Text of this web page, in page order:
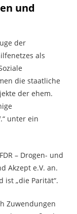
und
der
als
die staatliche
der ehem.
unter ein
– Drogen- und
Akzept e.V. an.
ist „die Parität“.
Zuwendungen